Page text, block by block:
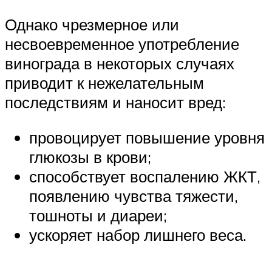
Однако чрезмерное или
несвоевременное употребление
винограда в некоторых случаях
приводит к нежелательным
последствиям и наносит вред:
провоцирует повышение уровня
глюкозы в крови;
способствует воспалению ЖКТ,
появлению чувства тяжести,
тошноты и диареи;
ускоряет набор лишнего веса.